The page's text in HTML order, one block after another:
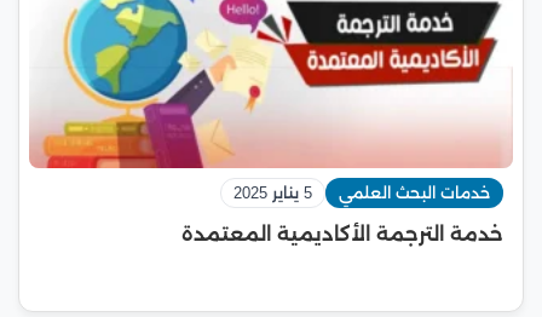
خدمات البحث العلمي 5 يناير 2025
خدمة الترجمة الأكاديمية المعتمدة